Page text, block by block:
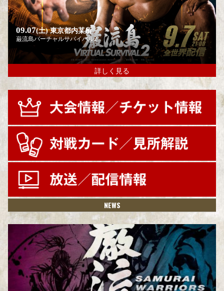
09.07(土)東京都内某所
巌流島バーチャルサバイバル2
詳しく見る
NEWS